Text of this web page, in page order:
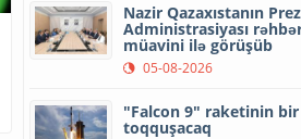
Nazir Qazaxıstanın
Administrasiyası
müavini ilə görüşüb
05-08-2026
"Falcon 9" raketinin bir
toqquşacaq